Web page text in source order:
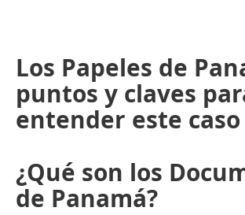
Los Papeles de
puntos y claves
entender este caso
¿Qué son los
de Panamá?